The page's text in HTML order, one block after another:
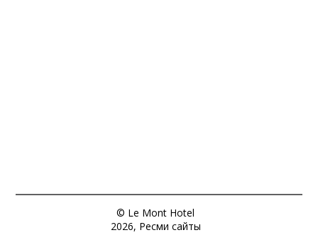
© Le Mont Hotel
2026, Ресми сайты